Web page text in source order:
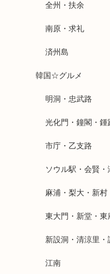
全州・扶余
南原・求礼
済州島
韓国☆グルメ
明洞・忠武路
光化門・鐘閣・鍾
市庁・乙支路
ソウル駅・会賢・
麻浦・梨大・新村
東大門・新堂・東
新設洞・清涼里・
江南